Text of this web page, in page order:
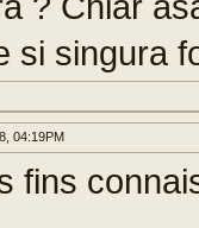
si singura
04:19PM
fins